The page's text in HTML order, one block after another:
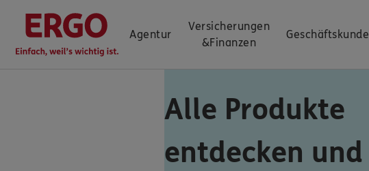
Agentur
Versicherungen
&Finanzen
Alle Produkte
entdecken und